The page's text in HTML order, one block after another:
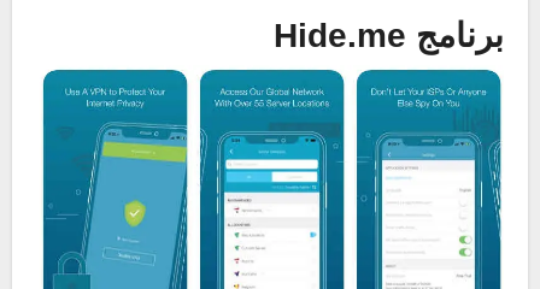
برنامج Hide.me